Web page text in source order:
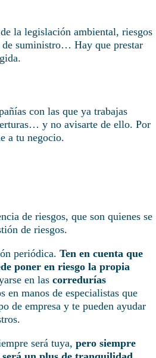
la legislación ambiental, riesgos
de suministro… Hay que prestar
con las que ya trabajas
y no avisarte de ello. Por
a tu negocio.
de riesgos, que son quienes se
de riesgos.
periódica. Ten en cuenta que
poner en riesgo la propia
en las corredurías
en manos de especialistas que
de empresa y te pueden ayudar
será tuya, pero siempre